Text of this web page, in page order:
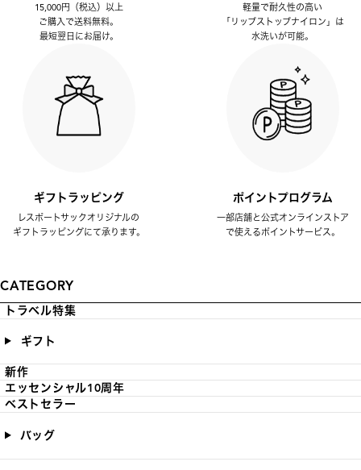
15,000円（税込）以上
ご購入で送料無料。
最短翌日にお届け。
軽量で耐久性の高い
「リップストップナイロン」は
水洗いが可能。
ギフトラッピング
レスポートサックオリジナルの
ギフトラッピングにて承ります。
ポイントプログラム
一部店舗と公式オンラインストア
で使えるポイントサービス。
CATEGORY
トラベル特集
ギフト
新作
エッセンシャル10周年
ベストセラー
バッグ